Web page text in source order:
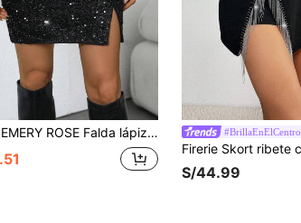
EMERY ROSE Falda lápiz con detalle de lentejuelas y cuentas con abertura para mujer para fiestas y vacaciones #BrillaEnElCentro
S/44.99